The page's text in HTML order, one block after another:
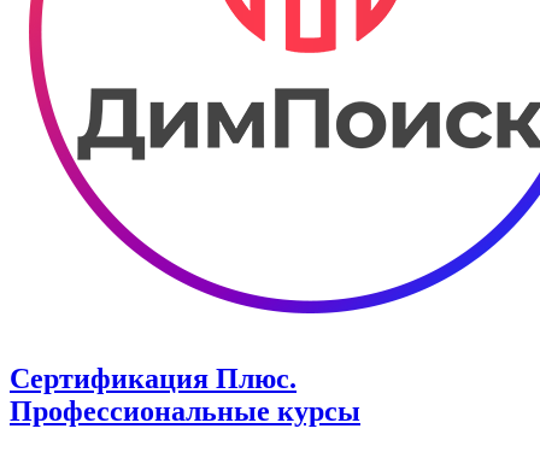
Сертификация Плюс.
Профессиональные курсы